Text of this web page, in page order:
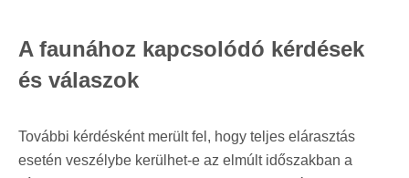
A faunához kapcsolódó kérdések
és válaszok
További kérdésként merült fel, hogy teljes elárasztás
esetén veszélybe kerülhet‑e az elmúlt időszakban a